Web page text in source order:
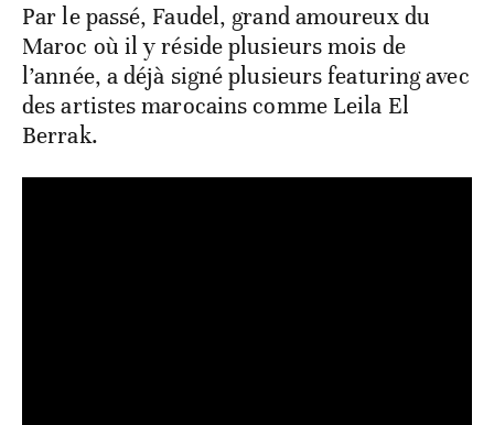
Par le passé, Faudel, grand amoureux du
Maroc où il y réside plusieurs mois de
l’année, a déjà signé plusieurs featuring avec
des artistes marocains comme Leila El
Berrak.